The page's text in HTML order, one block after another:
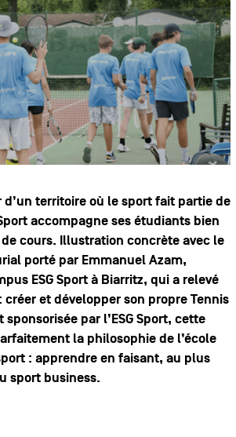
territoire où le sport fait partie de
Sport accompagne ses étudiants bien
cours. Illustration concrète avec le
porté par Emmanuel Azam,
ESG Sport à Biarritz, qui a relevé
et développer son propre Tennis
par l’ESG Sport, cette
la philosophie de l’école
: apprendre en faisant, au plus
sport business.